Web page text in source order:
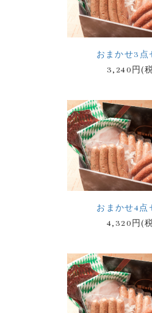
おまかせ3点
3,240円(
おまかせ4点
4,320円(